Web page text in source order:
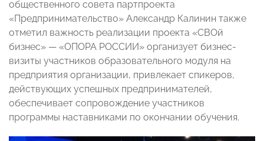
общественного совета партпроекта
«Предпринимательство» Александр Калинин также
отметил важность реализации проекта «СВОй
бизнес» — «ОПОРА РОССИИ» организует бизнес-
визиты участников образовательного модуля на
предприятия организации, привлекает спикеров,
действующих успешных предпринимателей,
обеспечивает сопровождение участников
программы наставниками по окончании обучения.